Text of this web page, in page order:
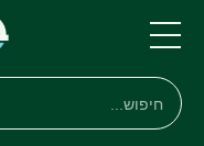
תפריטחיפוש
חיפוש